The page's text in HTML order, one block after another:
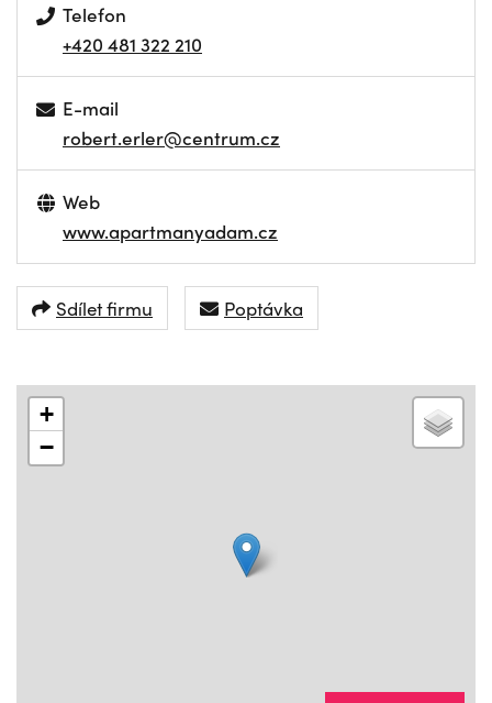
Telefon
+420 481 322 210
E-mail
robert.erler@centrum.cz
Web
www.apartmanyadam.cz
Sdílet firmu Poptávka
+
−